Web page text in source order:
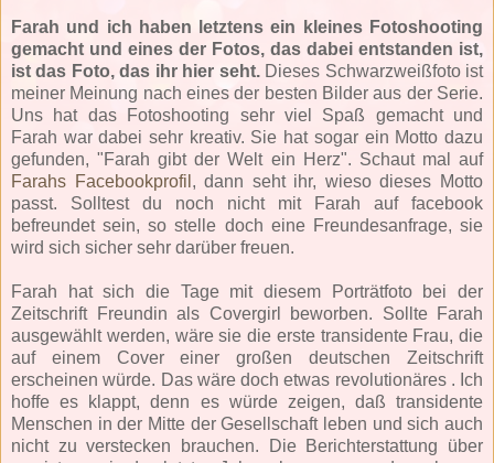
Farah und ich haben letztens ein kleines Fotoshooting
gemacht und eines der Fotos, das dabei entstanden ist,
ist das Foto, das ihr hier seht.Dieses Schwarzweißfoto ist
meiner Meinung nach eines der besten Bilder aus der Serie.
Uns hat das Fotoshooting sehr viel Spaß gemacht und
Farah war dabei sehr kreativ. Sie hat sogar ein Motto dazu
gefunden, "Farah gibt der Welt ein Herz". Schaut mal auf
Farahs Facebookprofil , dann seht ihr, wieso dieses Motto
passt. Solltest du noch nicht mit Farah auf facebook
befreundet sein, so stelle doch eine Freundesanfrage, sie
wird sich sicher sehr darüber freuen.
Farah hat sich die Tage mit diesem Porträtfoto bei der
Zeitschrift Freundin als Covergirl beworben. Sollte Farah
ausgewählt werden, wäre sie die erste transidente Frau, die
auf einem Cover einer großen deutschen Zeitschrift
erscheinen würde. Das wäre doch etwas revolutionäres . Ich
hoffe es klappt, denn es würde zeigen, daß transidente
Menschen in der Mitte der Gesellschaft leben und sich auch
nicht zu verstecken brauchen. Die Berichterstattung über